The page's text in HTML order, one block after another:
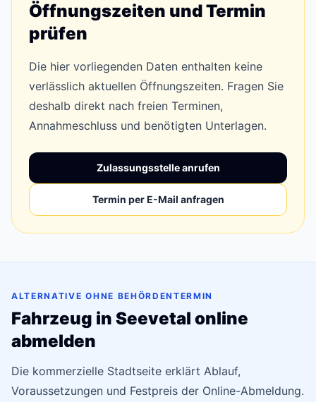
Öffnungszeiten und Termin
prüfen
Die hier vorliegenden Daten enthalten keine
verlässlich aktuellen Öffnungszeiten. Fragen Sie
deshalb direkt nach freien Terminen,
Annahmeschluss und benötigten Unterlagen.
Zulassungsstelle anrufen
Termin per E-Mail anfragen
ALTERNATIVE OHNE BEHÖRDENTERMIN
Fahrzeug in Seevetal online
abmelden
Die kommerzielle Stadtseite erklärt Ablauf,
Voraussetzungen und Festpreis der Online-Abmeldung.